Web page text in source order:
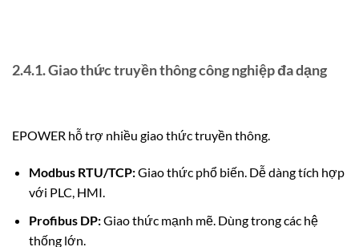
2.4.1. Giao thức truyền thông công nghiệp đa dạng
EPOWER hỗ trợ nhiều giao thức truyền thông.
Modbus RTU/TCP:Giao thức phổ biến. Dễ dàng tích hợp
với PLC, HMI.
Profibus DP:Giao thức mạnh mẽ. Dùng trong các hệ
thống lớn.